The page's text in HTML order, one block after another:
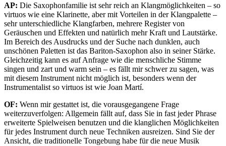
AP: Die Saxophonfamilie ist sehr reich an Klangmöglichkeiten – so
virtuos wie eine Klarinette, aber mit Vorteilen in der Klangpalette –
sehr unterschiedliche Klangfarben, mehrere Register von
Geräuschen und Effekten und natürlich mehr Kraft und Lautstärke.
Im Bereich des Ausdrucks und der Suche nach dunklen, auch
unschönen Paletten ist das Bariton-Saxophon also in seiner Stärke.
Gleichzeitig kann es auf Anfrage wie die menschliche Stimme
singen und zart und warm sein – es fällt mir schwer zu sagen, was
mit diesem Instrument nicht möglich ist, besonders wenn der
Instrumentalist so virtuos ist wie Joan Martí.
OF: Wenn mir gestattet ist, die vorausgegangene Frage
weiterzuverfolgen: Allgemein fällt auf, dass Sie in fast jeder Phrase
erweiterte Spielweisen benutzen und die klanglichen Möglichkeiten
für jedes Instrument durch neue Techniken ausreizen. Sind Sie der
Ansicht, die traditionelle Tongebung habe für die neue Musik